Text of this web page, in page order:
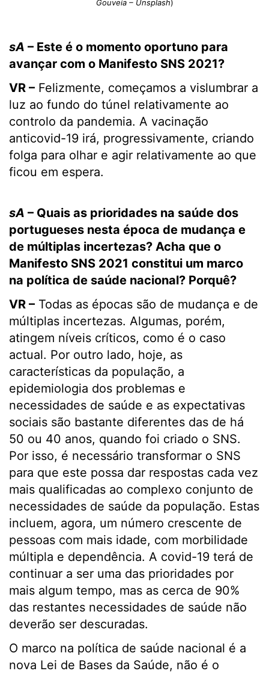
Gouveia – Unsplash)
sA – Este é o momento oportuno para
avançar com o Manifesto SNS 2021?
VR – Felizmente, começamos a vislumbrar a
luz ao fundo do túnel relativamente ao
controlo da pandemia. A vacinação
anticovid-19 irá, progressivamente, criando
folga para olhar e agir relativamente ao que
ficou em espera.
sA – Quais as prioridades na saúde dos
portugueses nesta época de mudança e
de múltiplas incertezas? Acha que o
Manifesto SNS 2021 constitui um marco
na política de saúde nacional? Porquê?
VR – Todas as épocas são de mudança e de
múltiplas incertezas. Algumas, porém,
atingem níveis críticos, como é o caso
actual. Por outro lado, hoje, as
características da população, a
epidemiologia dos problemas e
necessidades de saúde e as expectativas
sociais são bastante diferentes das de há
50 ou 40 anos, quando foi criado o SNS.
Por isso, é necessário transformar o SNS
para que este possa dar respostas cada vez
mais qualificadas ao complexo conjunto de
necessidades de saúde da população. Estas
incluem, agora, um número crescente de
pessoas com mais idade, com morbilidade
múltipla e dependência. A covid-19 terá de
continuar a ser uma das prioridades por
mais algum tempo, mas as cerca de 90%
das restantes necessidades de saúde não
deverão ser descuradas.
O marco na política de saúde nacional é a
nova Lei de Bases da Saúde, não é o